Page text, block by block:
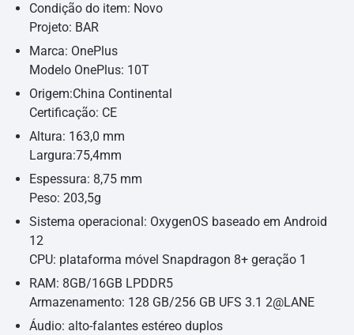
Condição do item: Novo
Projeto: BAR
Marca: OnePlus
Modelo OnePlus: 10T
Origem:China Continental
Certificação: CE
Altura: 163,0 mm
Largura:75,4mm
Espessura: 8,75 mm
Peso: 203,5g
Sistema operacional: OxygenOS baseado em Android
12
CPU: plataforma móvel Snapdragon 8+ geração 1
RAM: 8GB/16GB LPDDR5
Armazenamento: 128 GB/256 GB UFS 3.1 2@LANE
Áudio: alto-falantes estéreo duplos